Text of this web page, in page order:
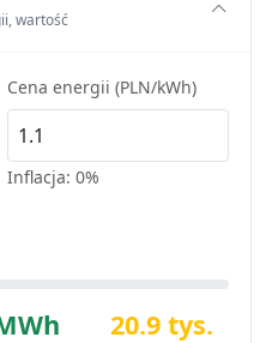
wartość
Cena energii (PLN/kWh)
Inflacja: 0%
20.9 tys.